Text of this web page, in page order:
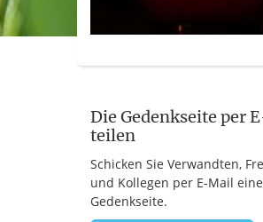
Die Gedenkseite per
teilen
Schicken Sie Verwandten,
und Kollegen per E-Mail
Gedenkseite.